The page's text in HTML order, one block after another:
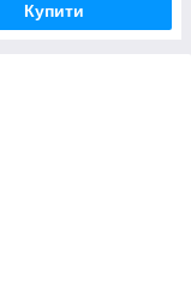
Купити